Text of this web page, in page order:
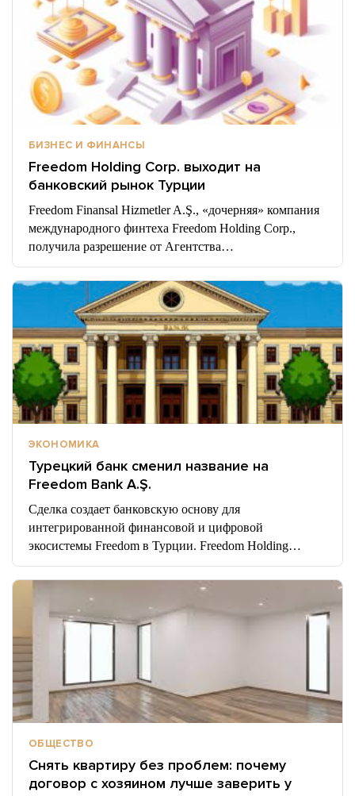
БИЗНЕС И ФИНАНСЫ
Freedom Holding Corp. выходит на
банковский рынок Турции
Freedom Finansal Hizmetler A.Ş., «дочерняя» компания
международного финтеха Freedom Holding Corp.,
получила разрешение от Агентства…
ЭКОНОМИКА
Турецкий банк сменил название на
Freedom Bank A.Ş.
Сделка создает банковскую основу для
интегрированной финансовой и цифровой
экосистемы Freedom в Турции. Freedom Holding…
ОБЩЕСТВО
Снять квартиру без проблем: почему
договор с хозяином лучше заверить у